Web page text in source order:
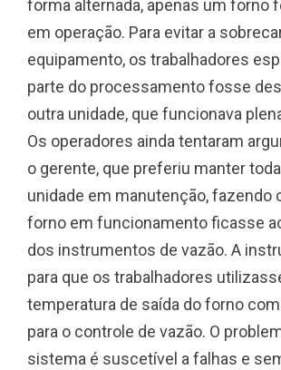
forma alternada, apenas um forno
em operação. Para evitar a
equipamento, os trabalhadores
parte do processamento fosse
outra unidade, que funcionava
Os operadores ainda tentaram
o gerente, que preferiu manter
unidade em manutenção, fazendo
forno em funcionamento ficasse
dos instrumentos de vazão. A
para que os trabalhadores
temperatura de saída do forno
para o controle de vazão. O
sistema é suscetível a falhas e